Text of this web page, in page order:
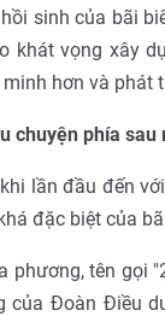
sinh của bãi
khát vọng xây
hơn và phát
chuyện phía
lần đầu đến
đặc biệt của
phương, tên gọi
của Đoàn Điều